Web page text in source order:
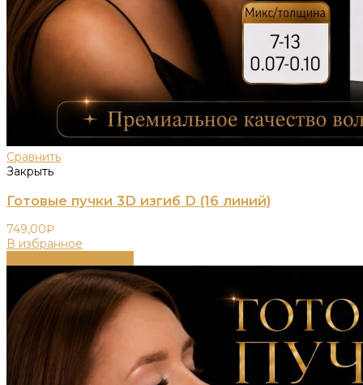
Сравнить
Закрыть
Готовые пучки 3D изгиб D (16 линий)
749,00₽
В избранное